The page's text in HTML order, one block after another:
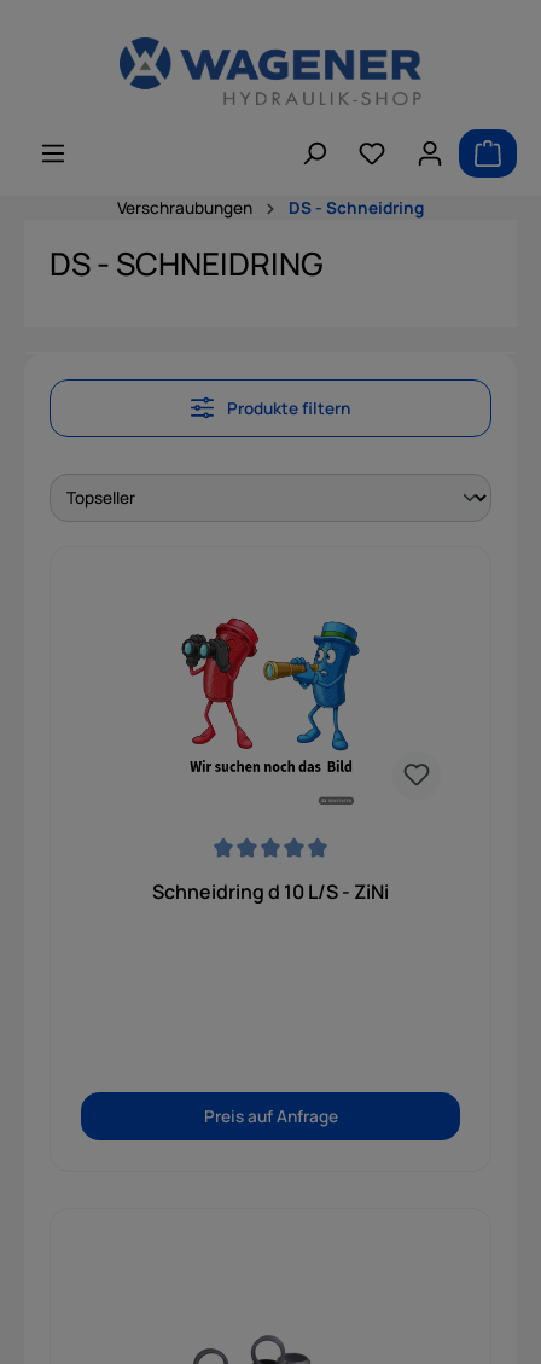
Verschraubungen DS - Schneidring
DS - SCHNEIDRING
Produkte filtern
Schneidring d 10 L/S - ZiNi
Preis auf Anfrage